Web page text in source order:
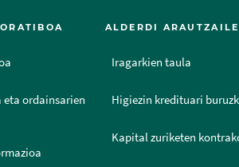
ordainsarien
ALDERDI
Iragarkien taula
Higiezin kredituari
Kapital zuriketen